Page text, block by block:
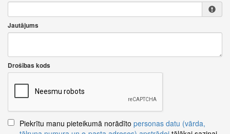
Jautājums
Drošības kods
Piekrītu manu pieteikumā norādīto personas datu (vārda,